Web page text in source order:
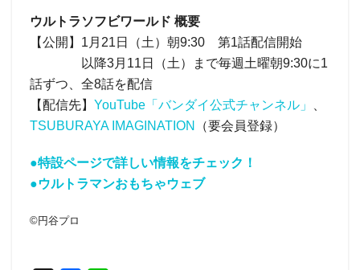
ウルトラソフビワールド 概要
【公開】1月21日（土）朝9:30 第1話配信開始
以降3月11日（土）まで毎週土曜朝9:30に1
話ずつ、全8話を配信
【配信先】 YouTube「バンダイ公式チャンネル」
TSUBURAYA IMAGINATION
（要会員登録）
●特設ページで詳しい情報をチェック！
●ウルトラマンおもちゃウェブ
©円谷プロ